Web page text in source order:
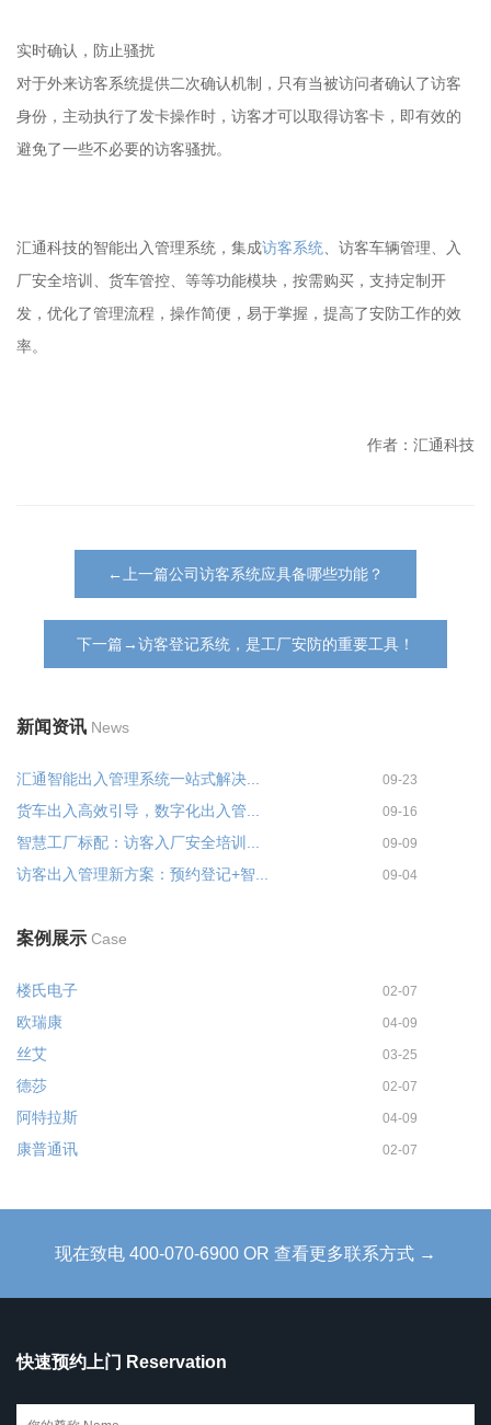
实时确认，防止骚扰
对于外来访客系统提供二次确认机制，只有当被访问者确认了访客
身份，主动执行了发卡操作时，访客才可以取得访客卡，即有效的
避免了一些不必要的访客骚扰。
汇通科技的智能出入管理系统，集成访客系统 、访客车辆管理、入
厂安全培训、货车管控、等等功能模块，按需购买，支持定制开
发，优化了管理流程，操作简便，易于掌握，提高了安防工作的效
率。
作者：汇通科技
←上一篇公司访客系统应具备哪些功能？
下一篇→访客登记系统，是工厂安防的重要工具！
新闻资讯 News
汇通智能出入管理系统一站式解决... 09-23
货车出入高效引导，数字化出入管... 09-16
智慧工厂标配：访客入厂安全培训... 09-09
访客出入管理新方案：预约登记+智... 09-04
案例展示 Case
楼氏电子 02-07
欧瑞康 04-09
丝艾 03-25
德莎 02-07
阿特拉斯 04-09
康普通讯 02-07
现在致电 400-070-6900 OR 查看更多联系方式 →
快速预约上门 Reservation